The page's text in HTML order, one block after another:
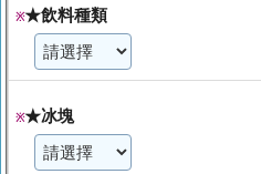
※★飲料種類
※★冰塊